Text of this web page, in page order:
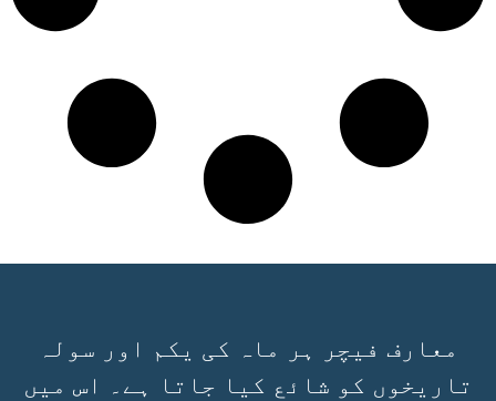
معارف فیچر ہر ماہ کی یکم اور سولہ
تاریخوں کو شائع کیا جاتا ہے۔ اس میں